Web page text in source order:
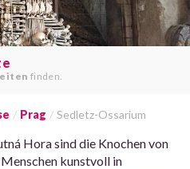
finden.
Prag Sedletz-Ossarium
Hora sind die Knochen von
kunstvoll in